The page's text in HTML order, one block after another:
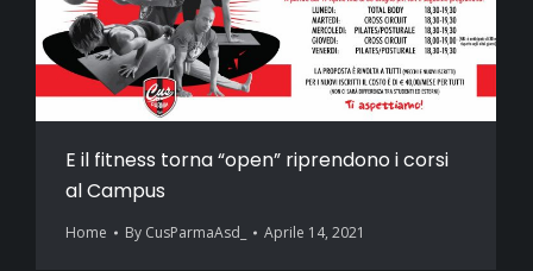
E il fitness torna “open” riprendono i corsi
al Campus
Home By CusParmaAsd_ Aprile 14, 2021